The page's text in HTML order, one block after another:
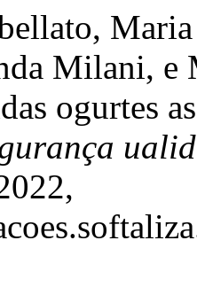
Milani,
ogurtes